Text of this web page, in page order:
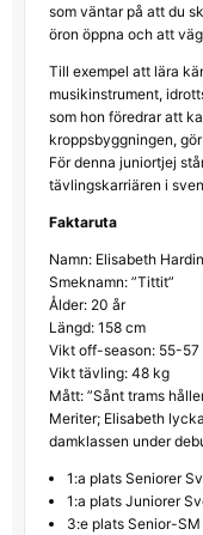
som väntar på att du
öron öppna och att
Till exempel att lära
musikinstrument,
som hon föredrar att
kroppsbyggningen,
För denna juniortjej
tävlingskarriären i
Faktaruta
Namn: Elisabeth
Smeknamn: ”Tittit”
Ålder: 20 år
Längd: 158 cm
Vikt off-season: 55-57
Vikt tävling: 48 kg
Mått: ”Sånt trams
Meriter; Elisabeth
damklassen under
1:a plats Seniorer
1:a plats Juniorer
3:e plats Senior-SM